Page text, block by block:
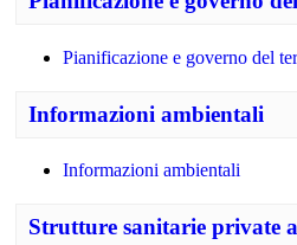
Pianificazione e governo del
Informazioni ambientali
Informazioni ambientali
Strutture sanitarie private